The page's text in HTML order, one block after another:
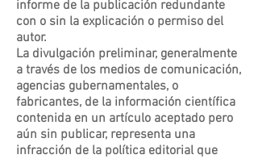
informe de la publicación redundante
con o sin la explicación o permiso del
autor.
La divulgación preliminar, generalmente
a través de los medios de comunicación,
agencias gubernamentales, o
fabricantes, de la información científica
contenida en un artículo aceptado pero
aún sin publicar, representa una
infracción de la política editorial que